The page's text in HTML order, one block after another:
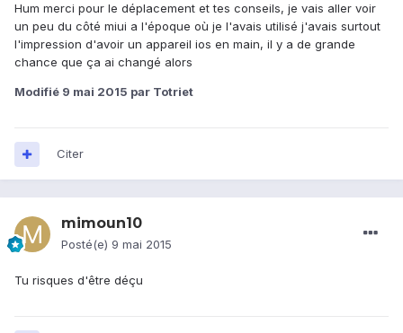
Hum merci pour le déplacement et tes conseils, je vais aller voir
un peu du côté miui a l'époque où je l'avais utilisé j'avais surtout
l'impression d'avoir un appareil ios en main, il y a de grande
chance que ça ai changé alors
Modifié 9 mai 2015 par Totriet
Citer
mimoun10
Posté(e) 9 mai 2015
Tu risques d'être déçu